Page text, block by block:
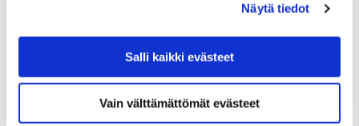
Näytä tiedot
Salli kaikki evästeet
Vain välttämättömät evästeet
Poikkeavat aukioloajat